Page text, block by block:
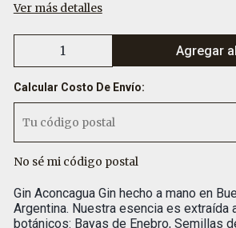
Ver más detalles
Agregar
Calcular Costo De Envío:
No sé mi código postal
Gin Aconcagua Gin hecho a mano en
Argentina. Nuestra esencia es extraída
botánicos: Bayas de Enebro, Semillas